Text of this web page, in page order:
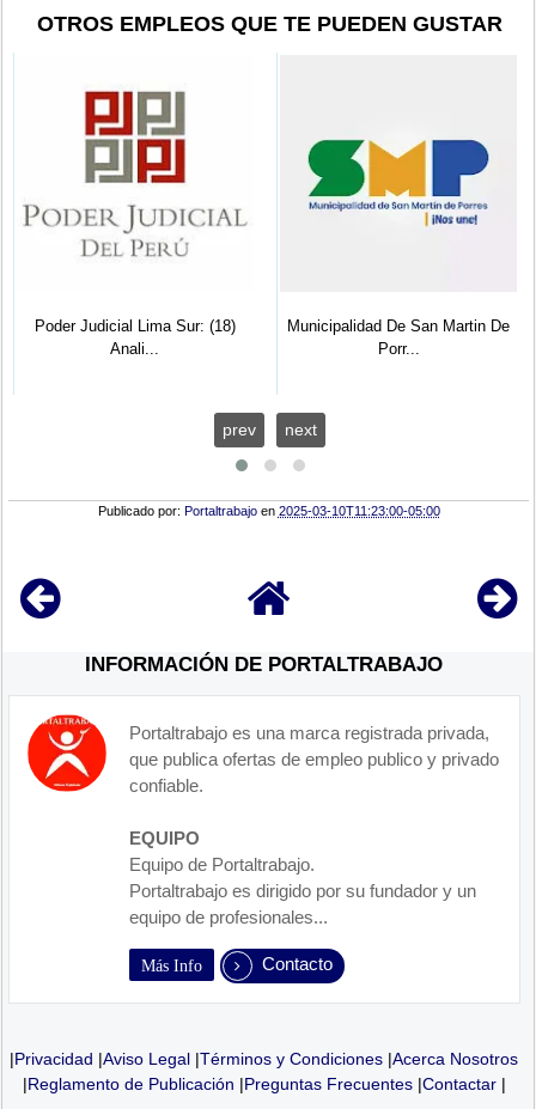
OTROS EMPLEOS QUE TE PUEDEN GUSTAR
Poder Judicial Lima Sur: (18)
Anali...
Municipalidad De San Martin De
Porr...
prev next
Publicado por: Portaltrabajo en 2025-03-10T11:23:00-05:00
INFORMACIÓN DE PORTALTRABAJO
Portaltrabajo es una marca registrada privada,
que publica ofertas de empleo publico y privado
confiable.
EQUIPO
Equipo de Portaltrabajo.
Portaltrabajo es dirigido por su fundador y un
equipo de profesionales...
Más Info Contacto
|Privacidad |Aviso Legal |Términos y Condiciones |Acerca Nosotros
|Reglamento de Publicación |Preguntas Frecuentes|Contactar|